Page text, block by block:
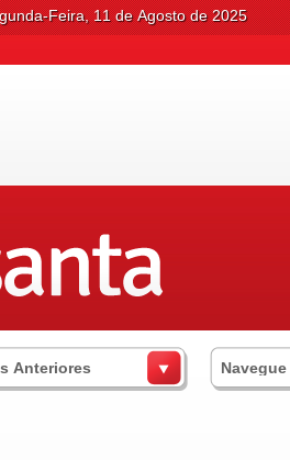
Feira, 11 de Agosto de 2025
Anteriores